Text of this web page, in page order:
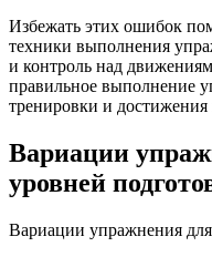
Избежать этих ошибок
техники выполнения
и контроль над
правильное выполнение
тренировки и
Вариации
уровней
Вариации упражнения